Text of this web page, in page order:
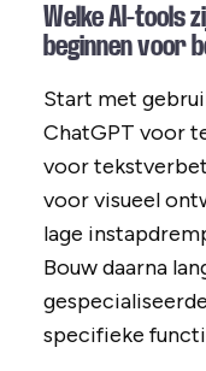
Welke AI-tools
beginnen voor
Start met
ChatGPT voor
voor
voor visueel
lage
Bouw daarna
specifieke